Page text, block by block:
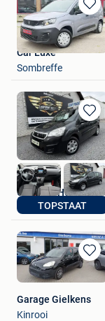
in
Mijn
Car Luxe
Sombreffe
in
Mijn
TOPSTAAT
Carpoint Hechtel
Hechtel + Deel
in
Garage Gielkens
Kinrooi